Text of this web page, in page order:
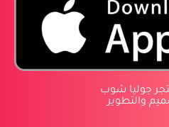
جوليا شوب
والتطوير